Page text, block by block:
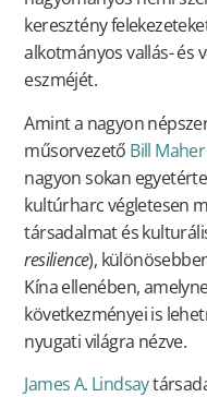
keresztény
alkotmányos vallás- és
eszméjét.
Amint a nagyon
műsorvezető Bill Maher
nagyon sokan
kultúrharc végletesen
társadalmat és
resilience),
Kína ellenében,
következményei is
nyugati világra nézve.
James A. Lindsay